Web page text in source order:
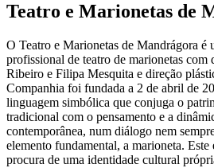
Teatro e Marionetas de
O Teatro e Marionetas de Mandrágora é
profissional de teatro de marionetas com
Ribeiro e Filipa Mesquita e direção
Companhia foi fundada a 2 de abril de
linguagem simbólica que conjuga o
tradicional com o pensamento e a
contemporânea, num diálogo nem
elemento fundamental, a marioneta. Este
procura de uma identidade cultural